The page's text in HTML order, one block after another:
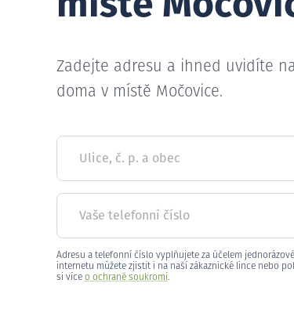
Zadejte adresu a ihned uvidíte
doma v místě Močovice.
Ulice, č. p. a obec
Vaše telefonní číslo
Adresu a telefonní číslo vyplňujete za účelem
internetu můžete zjistit i na naší zákaznické lince nebo
si více o ochraně soukromí.